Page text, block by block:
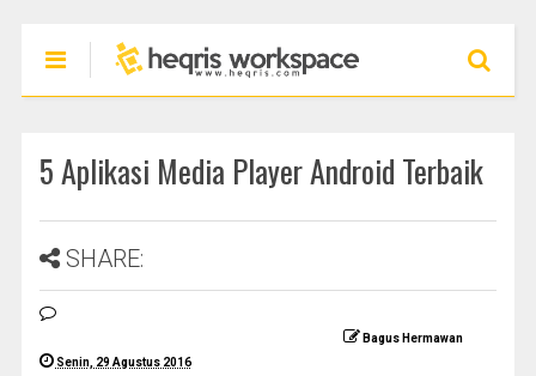
5 Aplikasi Media Player Android Terbaik
SHARE:
Bagus Hermawan
Senin, 29 Agustus 2016